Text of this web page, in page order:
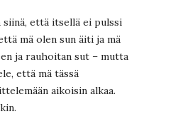
siinä, että itsellä ei pulssi
mä olen sun äiti ja mä
ja rauhoitan sut – mutta
että mä tässä
aikoisin alkaa.